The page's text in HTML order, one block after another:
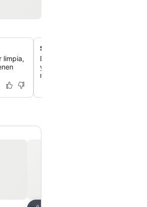
limpia,
Spa y servicios de bienestar
Date el gusto con una variedad
y faciales. Hay una tranquila
rejuvenezcas al máximo.